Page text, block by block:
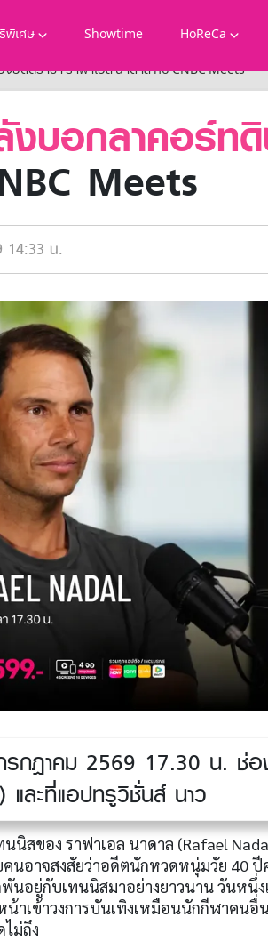
พิเศษ Showtime HoReCa
ดีตราชา ราฟาเอล นาดาล กับ CNBC Meets
บอกลาคอร์ท
Meets
14:33 น.
กฎาคม 2569 17.30 น. ช่อ
และที่แอปทรูวิชั่นส์ นาว
นนิสของ ราฟาเอล นาดาล (Rafael
นอาจสงสัยว่าอดีตนักหวดหนุ่มวัย 40 ปี
นอยู่กับเทนนิสมาอย่างยาวนาน วันหนึ่ง
น้าเข้าวงการบันเทิงเหมือนนักกีฬาคนอื่
ไม่ถึง